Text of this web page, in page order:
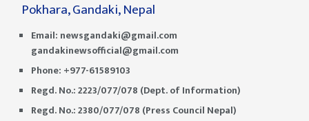
Pokhara, Gandaki, Nepal
Email: newsgandaki@gmail.com
gandakinewsofficial@gmail.com
Phone: +977-61589103
Regd. No.: 2223/077/078 (Dept. of Information)
Regd. No.: 2380/077/078 (Press Council Nepal)